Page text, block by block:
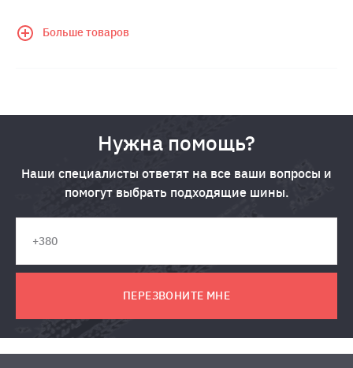
Больше товаров
Нужна помощь?
Наши специалисты ответят на все ваши вопросы и
помогут выбрать подходящие шины.
ПЕРЕЗВОНИТЕ МНЕ